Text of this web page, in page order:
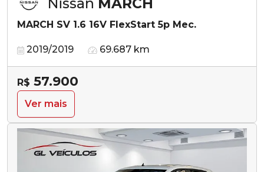
Nissan MARCH
MARCH SV 1.6 16V FlexStart 5p Mec.
2019/2019 69.687 km
R$ 57.900
Ver mais